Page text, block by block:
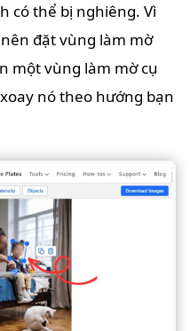
có thể bị nghiêng. Vì
đặt vùng làm mờ
một vùng làm mờ cụ
nó theo hướng bạn